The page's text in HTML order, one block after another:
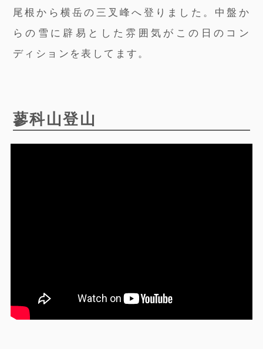
尾根から横岳の三叉峰へ登りました。中盤か
らの雪に辟易とした雰囲気がこの日のコン
ディションを表してます。
蓼科山登山